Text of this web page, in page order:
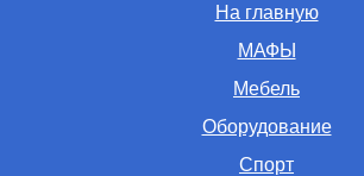
На главную
МАФЫ
Мебель
Оборудование
Спорт